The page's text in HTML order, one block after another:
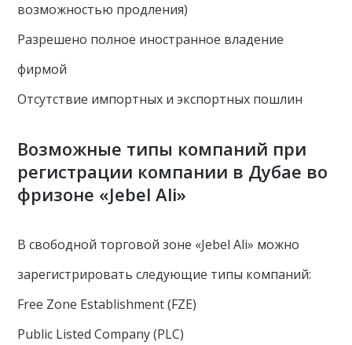
возможностью продления)
Разрешено полное иностранное владение
фирмой
Отсутствие импортных и экспортных пошлин
Возможные типы компаний при
регистрации компании в Дубае во
фризоне «Jebel Ali»
В свободной торговой зоне «Jebel Ali» можно
зарегистрировать следующие типы компаний:
Free Zone Establishment (FZE)
Public Listed Company (PLC)